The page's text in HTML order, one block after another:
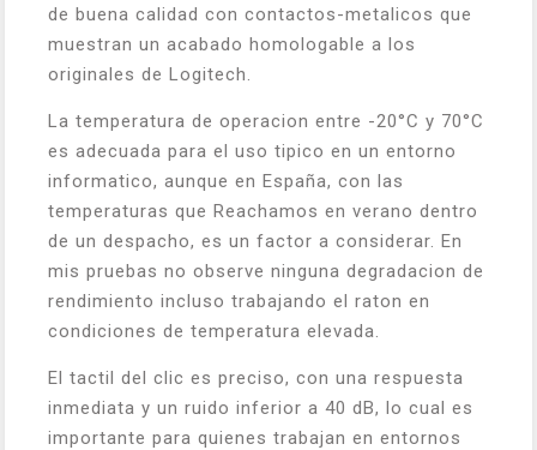
de buena calidad con contactos-metalicos que
muestran un acabado homologable a los
originales de Logitech.
La temperatura de operacion entre -20°C y 70°C
es adecuada para el uso tipico en un entorno
informatico, aunque en España, con las
temperaturas que Reachamos en verano dentro
de un despacho, es un factor a considerar. En
mis pruebas no observe ninguna degradacion de
rendimiento incluso trabajando el raton en
condiciones de temperatura elevada.
El tactil del clic es preciso, con una respuesta
inmediata y un ruido inferior a 40 dB, lo cual es
importante para quienes trabajan en entornos